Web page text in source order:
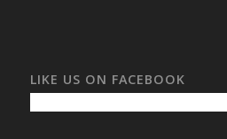
LIKE US ON FACEBOOK